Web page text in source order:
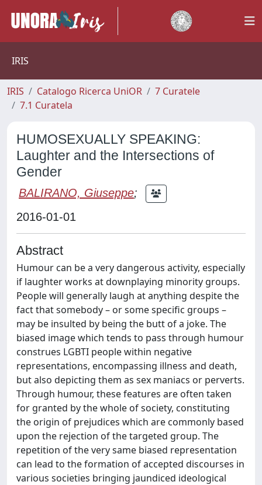
IRIS
IRIS Catalogo Ricerca UniOR
7 Curatele
7.1 Curatela
HUMOSEXUALLY SPEAKING:
Laughter and the Intersections of
Gender
BALIRANO, Giuseppe;
2016-01-01
Abstract
Humour can be a very dangerous activity, especially
if laughter works at downplaying minority groups.
People will generally laugh at anything despite the
fact that somebody – or some specific groups –
may be insulted by being the butt of a joke. The
biased image which tends to pass through humour
construes LGBTI people within negative
representations, encompassing illness and death,
but also depicting them as sex maniacs or perverts.
Through humour, these features are often taken
for granted by the whole of society, constituting
the origin of prejudices which are commonly based
upon the rejection of the targeted group. The
repetition of the very same biased representation
can lead to the formation of accepted discourses in
various societies bringing jaundiced ideological